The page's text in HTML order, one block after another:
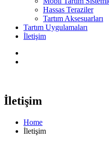
Hassas Teraziler
Tartım Aksesuarları
Tartım Uygulamaları
İletişim
İletişim
Home
İletişim